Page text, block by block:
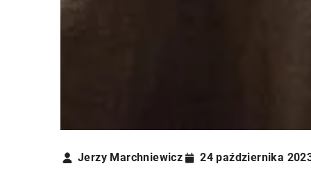
Jerzy Marchniewicz 24 października